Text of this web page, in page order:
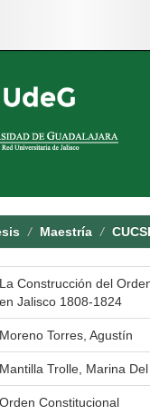
Maestría
La Construcción del
en Jalisco 1808-1824
Moreno Torres, Agustín
Mantilla Trolle, Marina
Orden Constitucional